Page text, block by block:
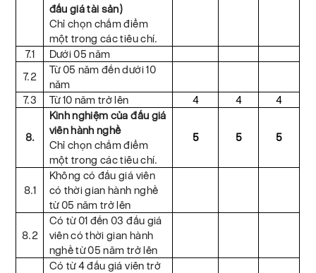
đấu giá tài sản)
Chỉ chọn chấm điểm
một trong các tiêu chí.
7.1
Dưới 05 năm
7.2
Từ 05 năm đến dưới 10
năm
7.3
Từ 10 năm trở lên 4 4 4
8.
Kinh nghiệm của đấu giá
viên hành nghề
Chỉ chọn chấm điểm
một trong các tiêu chí.
5 5 5
8.1
Không có đấu giá viên
có thời gian hành nghề
từ 05 năm trở lên
8.2
Có từ 01 đến 03 đấu giá
viên có thời gian hành
nghề từ 05 năm trở lên
Có từ 4 đấu giá viên trở